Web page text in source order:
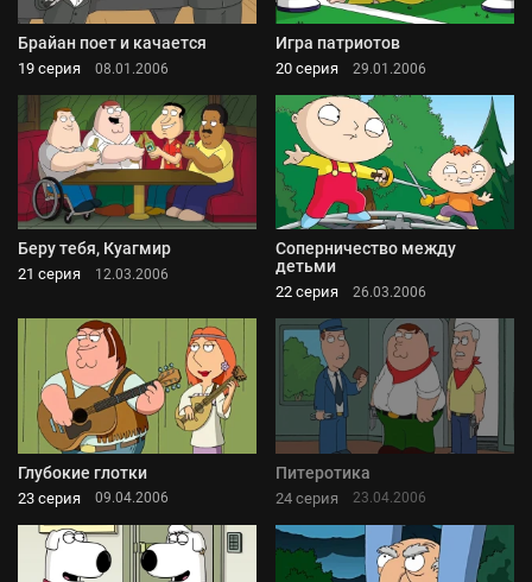
Брайан поет и качается
19 серия 08.01.2006
Игра патриотов
20 серия 29.01.2006
Беру тебя, Куагмир
21 серия 12.03.2006
Соперничество между
детьми
22 серия 26.03.2006
Глубокие глотки
23 серия 09.04.2006
Питеротика
24 серия 23.04.2006